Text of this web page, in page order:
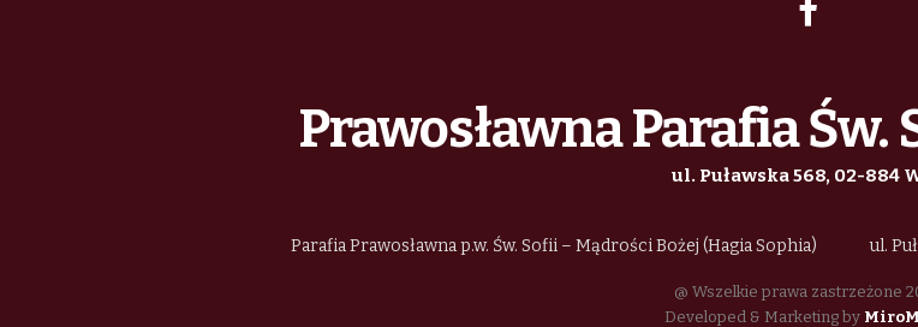
Prawosławna Parafia
ul. Puławska 568, 02-884
Parafia Prawosławna p.w. Św. Sofii – Mądrości Bożej (Hagia Sophia) ul.
@ Wszelkie prawa zastrzeżone
Developed & Marketing by